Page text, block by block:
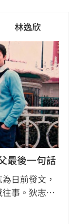
林逸欣
最後一句話
日前發文，
事。狄志為
時間極少，